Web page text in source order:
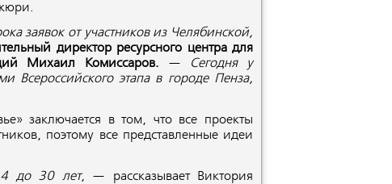
заявок от участников из Челябинской,
директор ресурсного центра для
Михаил Комиссаров. —
Сегодня у
Всероссийского этапа в городе Пенза,
заключается в том, что все проекты
поэтому все представленные идеи
до 30 лет, — рассказывает Виктория